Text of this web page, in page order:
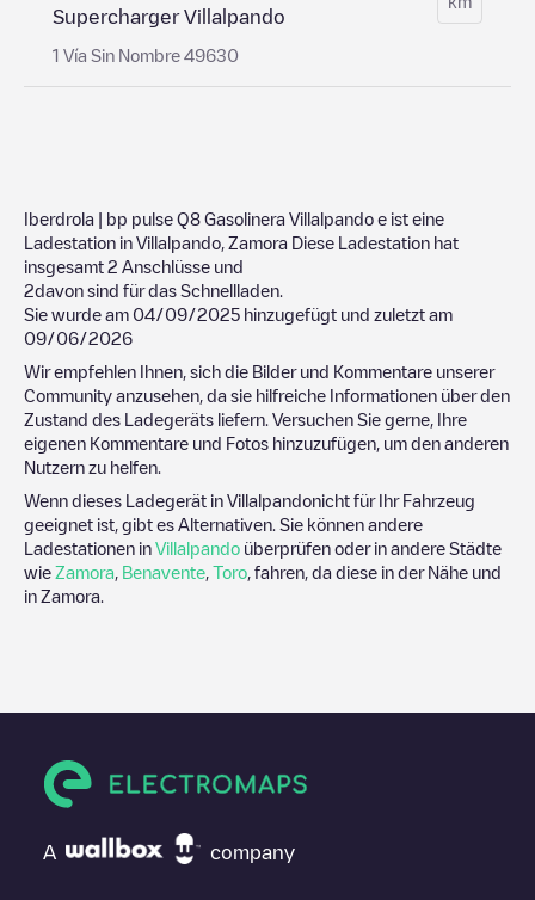
Supercharger Villalpando
1 Vía Sin Nombre 49630
Iberdrola | bp pulse Q8 Gasolinera Villalpando e ist eine
Ladestation in Villalpando Zamora Diese Ladestation hat
insgesamt 2 Anschlüsse und
2davon sind für das Schnellladen.
Sie wurde am 04/09/2025 hinzugefügt und zuletzt am
09/06/2026
Wir empfehlen Ihnen, sich die Bilder und Kommentare unserer
Community anzusehen, da sie hilfreiche Informationen über den
Zustand des Ladegeräts liefern. Versuchen Sie gerne, Ihre
eigenen Kommentare und Fotos hinzuzufügen, um den anderen
Nutzern zu helfen.
Wenn dieses Ladegerät in Villalpandonicht für Ihr Fahrzeug
geeignet ist, gibt es Alternativen. Sie können andere
Ladestationen in Villalpando überprüfen oder in andere Städte
wie Zamora Benavente Toro , fahren, da diese in der Nähe und
in Zamora
A company